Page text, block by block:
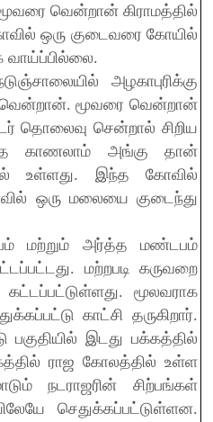
வென்றான் கிராமத்தில்
ஒரு குடைவரை கோயில்
வாய்ப்பில்லை.
அழகாபுரிக்கு
மூவரை வென்றான்
தொலைவு சென்றால் சிறிய
காணலாம் அங்கு தான்
உள்ளது. இந்த கோவில்
ஒரு மலையை குடைந்து
மற்றும் அர்த்த மண்டபம்
மற்றபடி கருவறை
மூலவராக
காட்சி தருகிறார்.
இடது பக்கத்தில்
ராஜ கோலத்தில் உள்ள
நடராஜரின் சிற்பங்கள்
செதுக்கப்பட்டுள்ளன.